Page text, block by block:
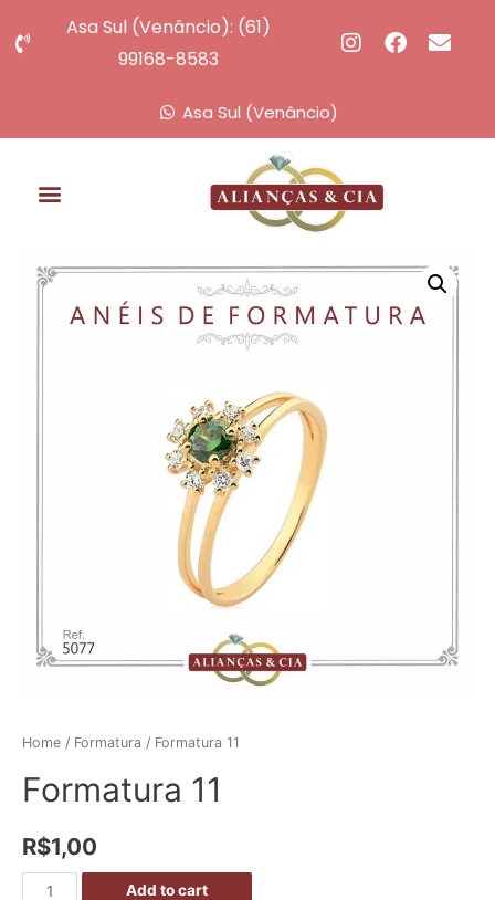
Asa Sul (Venâncio): (61)
99168-8583
Asa Sul (Venâncio)
Home / Formatura / Formatura 11
Formatura 11
R$1,00
Add to cart